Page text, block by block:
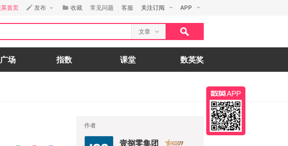
首页 发布 收藏 常见问题 客服 关注订阅 APP
文章
广场 指数 课堂 数英奖
作者
壹捌零集团